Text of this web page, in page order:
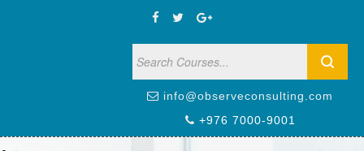
info@observeconsulting.com
+976 7000-9001